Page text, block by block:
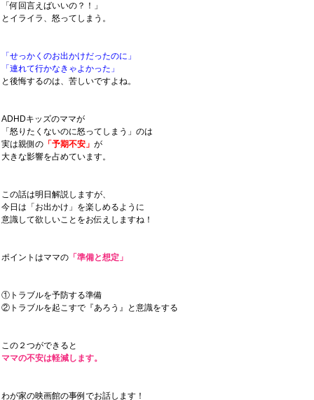
「何回言えばいいの？！」
とイライラ、怒ってしまう。
「せっかくのお出かけだったのに」
「連れて行かなきゃよかった」
と後悔するのは、苦しいですよね。
ADHDキッズのママが
「怒りたくないのに怒ってしまう」のは
実は親側の 「予期不安」 が
大きな影響を占めています。
この話は明日解説しますが、
今日は「お出かけ」を楽しめるように
意識して欲しいことをお伝えしますね！
ポイントはママの 「準備と想定」
①トラブルを予防する準備
②トラブルを起こすで『あろう』と意識をする
この２つができると
ママの不安は軽減します。
わが家の映画館の事例でお話します！